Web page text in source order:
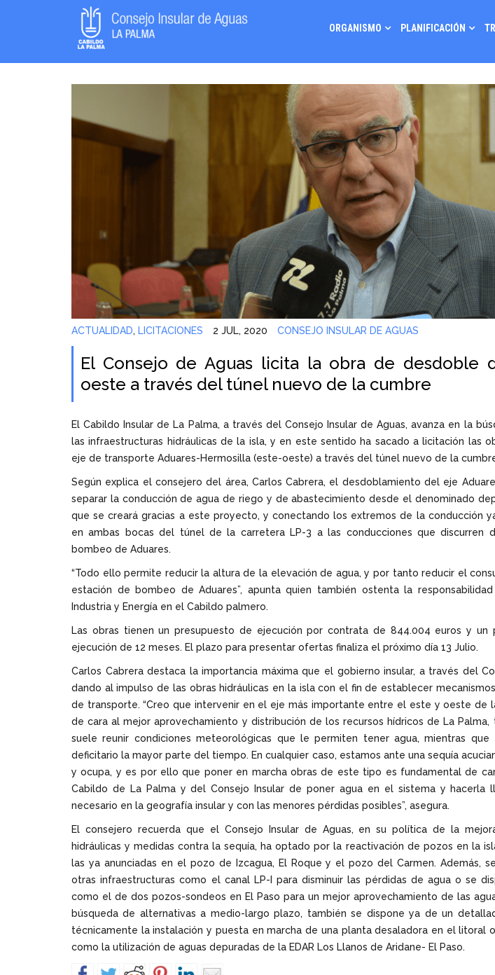
ORGANISMO PLANIFICACIÓN
ACTUALIDAD, LICITACIONES 2 JUL, 2020 CONSEJO INSULAR DE AGUAS
El Consejo de Aguas licita la obra de desdoble
oeste a través del túnel nuevo de la cumbre
El Cabildo Insular de La Palma, a través del Consejo Insular de Aguas, avanza en la
las infraestructuras hidráulicas de la isla, y en este sentido ha sacado a licitación las
eje de transporte Aduares-Hermosilla (este-oeste) a través del túnel nuevo de la
Según explica el consejero del área, Carlos Cabrera, el desdoblamiento del eje
separar la conducción de agua de riego y de abastecimiento desde el denominado
que se creará gracias a este proyecto, y conectando los extremos de la conducción
en ambas bocas del túnel de la carretera LP-3 a las conducciones que discurren
bombeo de Aduares.
“Todo ello permite reducir la altura de la elevación de agua, y por tanto reducir el
estación de bombeo de Aduares”, apunta quien también ostenta la
Industria y Energía en el Cabildo palmero.
Las obras tienen un presupuesto de ejecución por contrata de 844.004 euros y un
ejecución de 12 meses. El plazo para presentar ofertas finaliza el próximo día 13 Julio.
Carlos Cabrera destaca la importancia máxima que el gobierno insular, a través del
dando al impulso de las obras hidráulicas en la isla con el fin de establecer
de transporte. “Creo que intervenir en el eje más importante entre el este y oeste de
de cara al mejor aprovechamiento y distribución de los recursos hídricos de La
suele reunir condiciones meteorológicas que le permiten tener agua, mientras
deficitario la mayor parte del tiempo. En cualquier caso, estamos ante una sequía
y ocupa, y es por ello que poner en marcha obras de este tipo es fundamental de
Cabildo de La Palma y del Consejo Insular de poner agua en el sistema y hacerla
necesario en la geografía insular y con las menores pérdidas posibles”, asegura.
El consejero recuerda que el Consejo Insular de Aguas, en su política de la
hidráulicas y medidas contra la sequía, ha optado por la reactivación de pozos en la
las ya anunciadas en el pozo de Izcagua, El Roque y el pozo del Carmen. Además,
otras infraestructuras como el canal LP-I para disminuir las pérdidas de agua o se
como el de dos pozos-sondeos en El Paso para un mejor aprovechamiento de las
búsqueda de alternativas a medio-largo plazo, también se dispone ya de un
técnicamente la instalación y puesta en marcha de una planta desaladora en el litoral
como la utilización de aguas depuradas de la EDAR Los Llanos de Aridane- El Paso.